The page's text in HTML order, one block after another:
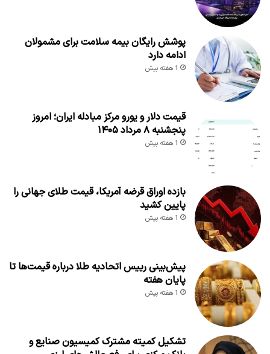
پوشش رایگان بیمه سلامت برای مشمولان
ادامه دارد
1 هفته پیش
قیمت دلار و یورو مرکز مبادله ایران؛ امروز
پنجشنبه ۸ مرداد ۱۴۰۵
1 هفته پیش
بازده اوراق قرضه آمریکا، قیمت طلای جهانی را
پایین کشید
1 هفته پیش
پیش‌بینی رییس اتحادیه طلا درباره قیمت‌ها تا
پایان هفته
1 هفته پیش
تشکیل کمیته مشترک کمیسیون صنایع و